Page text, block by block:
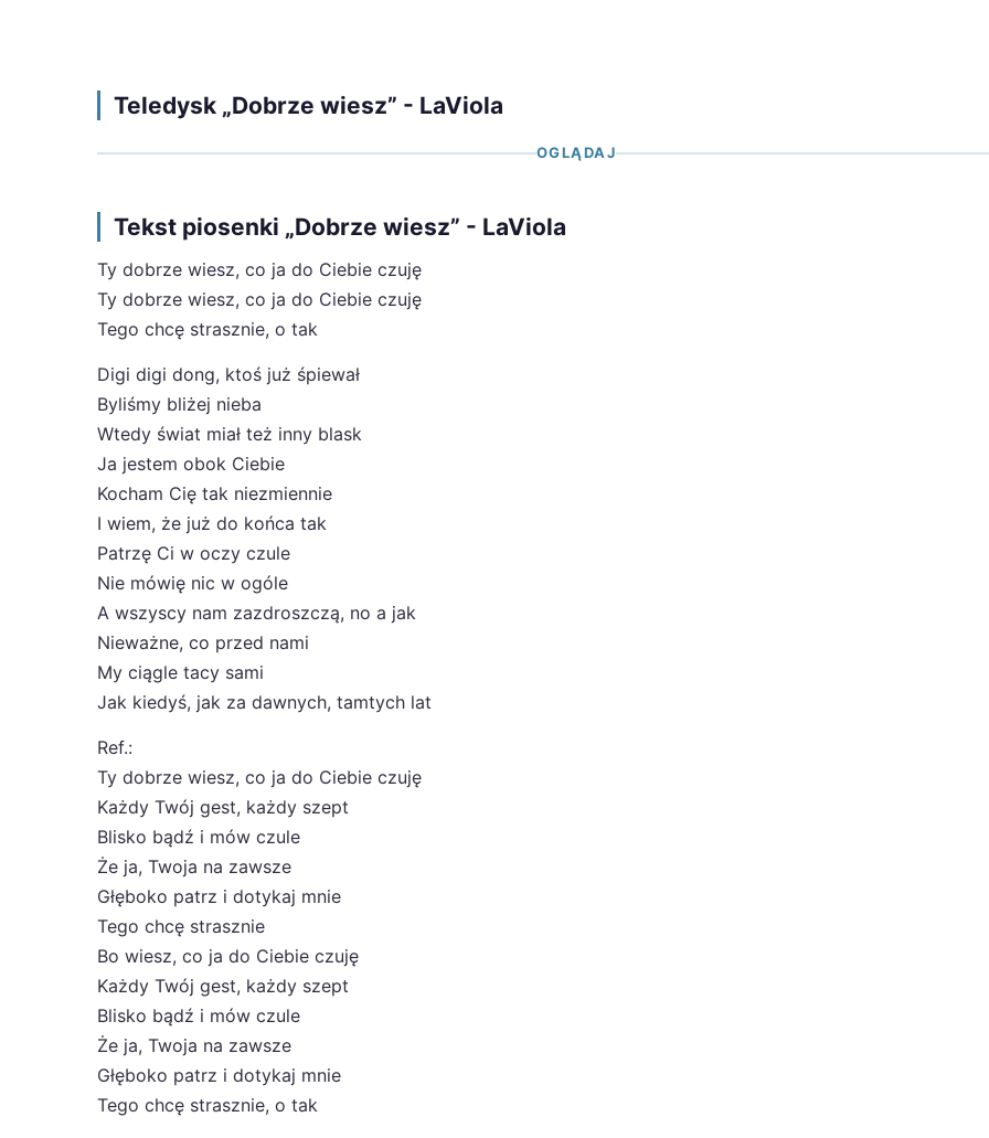
Teledysk „Dobrze wiesz” - LaViola
OGLĄDAJ
Tekst piosenki „Dobrze wiesz” - LaViola
Ty dobrze wiesz, co ja do Ciebie czuję
Ty dobrze wiesz, co ja do Ciebie czuję
Tego chcę strasznie, o tak
Digi digi dong, ktoś już śpiewał
Byliśmy bliżej nieba
Wtedy świat miał też inny blask
Ja jestem obok Ciebie
Kocham Cię tak niezmiennie
I wiem, że już do końca tak
Patrzę Ci w oczy czule
Nie mówię nic w ogóle
A wszyscy nam zazdroszczą, no a jak
Nieważne, co przed nami
My ciągle tacy sami
Jak kiedyś, jak za dawnych, tamtych lat
Ref.:
Ty dobrze wiesz, co ja do Ciebie czuję
Każdy Twój gest, każdy szept
Blisko bądź i mów czule
Że ja, Twoja na zawsze
Głęboko patrz i dotykaj mnie
Tego chcę strasznie
Bo wiesz, co ja do Ciebie czuję
Każdy Twój gest, każdy szept
Blisko bądź i mów czule
Że ja, Twoja na zawsze
Głęboko patrz i dotykaj mnie
Tego chcę strasznie, o tak